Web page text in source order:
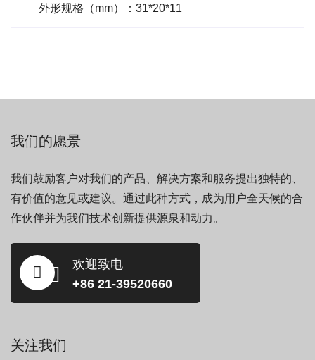
外形规格（mm）：31*20*11
我们的愿景
我们鼓励客户对我们的产品、解决方案和服务提出独特的、
有价值的意见或建议。通过此种方式，成为用户全天候的合
作伙伴并为我们技术创新提供源泉和动力。
欢迎致电
+86 21-39520660
关注我们